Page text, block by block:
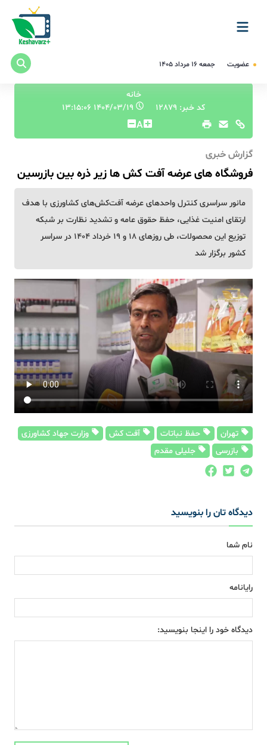
عضویت جمعه ۱۶ مرداد ۱۴۰۵
خانه
کد خبر: 12879
A
گزارش خبری
فروشگاه های عرضه آفت کش ها زیر ذره بین بازرسین
مانور سراسری کنترل واحدهای عرضه آفت‌کش‌های کشاورزی با هدف
ارتقای امنیت غذایی، حفظ حقوق عامه و تشدید نظارت بر شبکه
توزیع این محصولات، طی روزهای ۱۸ و ۱۹ خرداد ۱۴۰۴ در سراسر
کشور برگزار شد
تهران حفظ نباتات آفت کش
وزارت جهاد کشاورزی
بازرسی
جلیلی مقدم
دیدگاه تان را بنویسید
نام شما
رایانامه
دیدگاه خود را اینجا بنویسید: